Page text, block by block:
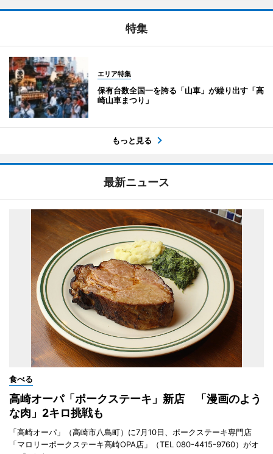
特集
エリア特集
保有台数全国一を誇る「山車」が繰り出す「高
崎山車まつり」
もっと見る
最新ニュース
食べる
高崎オーパ「ポークステーキ」新店 「漫画のよう
な肉」2キロ挑戦も
「高崎オーパ」（高崎市八島町）に7月10日、ポークステーキ専門店
「マロリーポークステーキ高崎OPA店」（TEL 080-4415-9760）がオ